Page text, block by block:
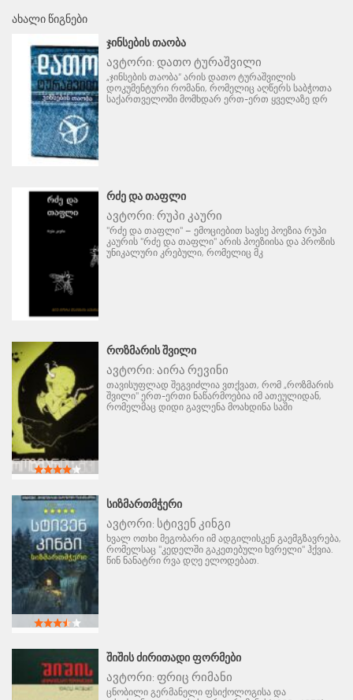
ᲐᲮᲐᲚᲘ ᲬᲘᲒᲜᲔᲑᲘ
ᲯᲘᲜᲡᲔᲑᲘᲡ ᲗᲐᲝᲑᲐ
ავტორი: დათო ტურაშვილი
„ჯინსების თაობა“ არის დათო ტურაშვილის
დოკუმენტური რომანი, რომელიც აღწერს საბჭოთა
საქართველოში მომხდარ ერთ-ერთ ყველაზე დრ
ᲠᲫᲔ ᲓᲐ ᲗᲐᲤᲚᲘ
ავტორი: რუპი კაური
"რძე და თაფლი" – ემოციებით სავსე პოეზია რუპი
კაურის "რძე და თაფლი" არის პოეზიისა და პროზის
უნიკალური კრებული, რომელიც მკ
ᲠᲝᲖᲛᲐᲠᲘᲡ ᲨᲕᲘᲚᲘ
ავტორი: აირა რევინი
თავისუფლად შეგვიძლია ვთქვათ, რომ „როზმარის
შვილი" ერთ-ერთი ნაწარმოებია იმ ათეულიდან,
რომელმაც დიდი გავლენა მოახდინა საში
ᲡᲘᲖᲛᲐᲠᲗᲛᲭᲔᲠᲘ
ავტორი: სტივენ კინგი
ხვალ ოთხი მეგობარი იმ ადგილისკენ გაემგზავრება,
რომელსაც "კედელში გაკეთებული ხვრელი" ჰქვია.
წინ ნანატრი რვა დღე ელოდებათ.
ᲨᲘᲨᲘᲡ ᲫᲘᲠᲘᲗᲐᲓᲘ ᲤᲝᲠᲛᲔᲑᲘ
ავტორი: ფრიც რიმანი
ცნობილი გერმანელი ფსიქოლოგისა და